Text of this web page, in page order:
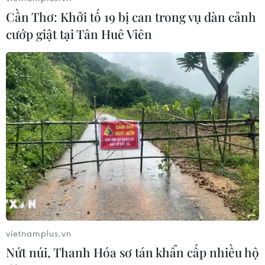
Chọn đúng đầu tàu: Danh mục
doanh nghiệp nhà nước mạnh và bài
toán giao nhiệm vụ
06/08/2026 00:56
Xem thêm
CƠ QUAN CHỦ QUẢN: THÔNG TẤN XÃ VIỆT NAM
Tổng Biên tập: TRẦN TIẾN DUẨN
Phó Tổng Biên tập: NGUYỄN THỊ TÁM, KHÚC THANH
THỦY
Cần Thơ: Khởi tố 19 bị can trong vụ dàn cảnh
cướp giật tại Tân Huê Viên
vietnamplus.vn
Nứt núi, Thanh Hóa sơ tán khẩn cấp nhiều hộ